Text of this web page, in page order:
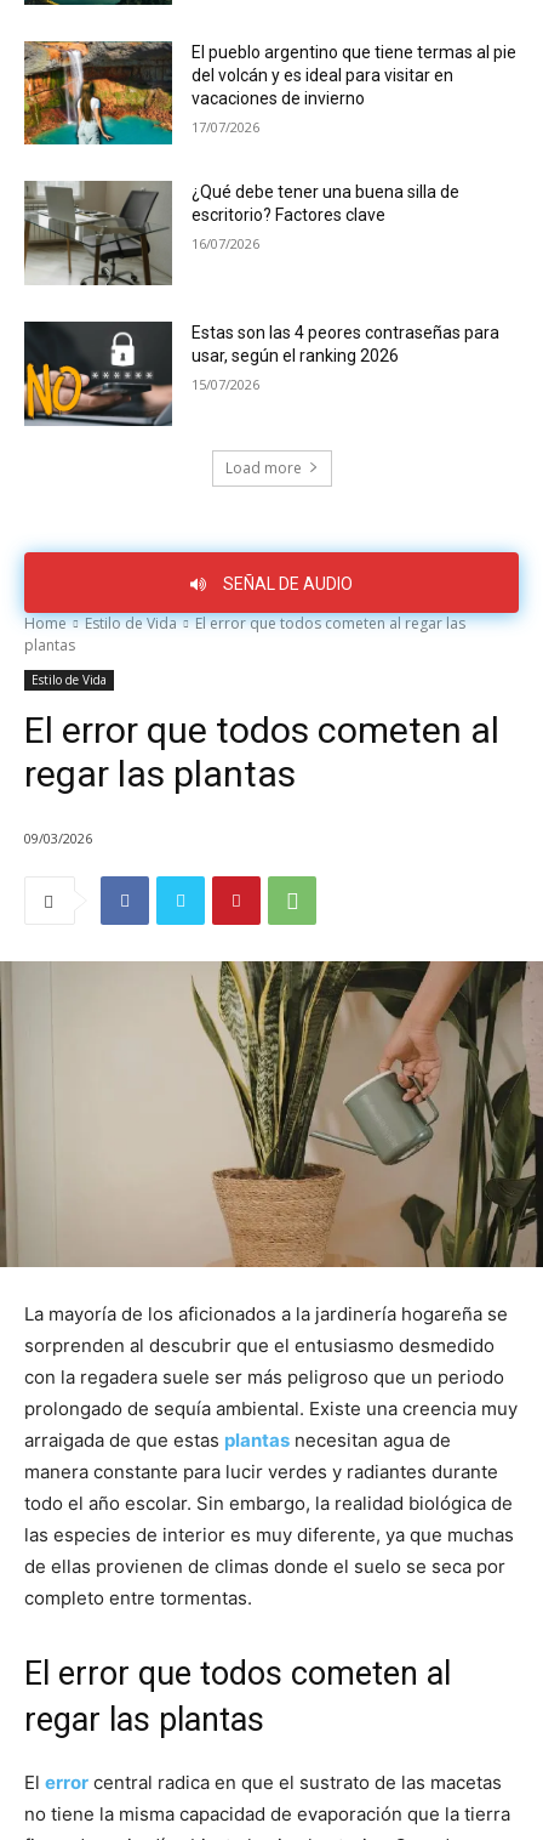
El pueblo argentino que tiene termas al pie
del volcán y es ideal para visitar en
vacaciones de invierno
17/07/2026
¿Qué debe tener una buena silla de
escritorio? Factores clave
16/07/2026
Estas son las 4 peores contraseñas para
usar, según el ranking 2026
15/07/2026
Load more